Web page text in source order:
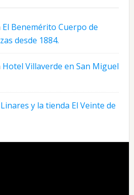
El Benemérito Cuerpo de
desde 1884.
Hotel Villaverde en San Miguel
y la tienda El Veinte de